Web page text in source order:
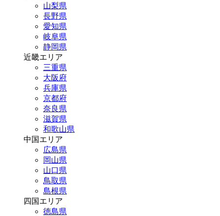
山梨県
長野県
愛知県
岐阜県
静岡県
近畿エリア
三重県
大阪府
兵庫県
京都府
奈良県
滋賀県
和歌山県
中国エリア
広島県
岡山県
山口県
鳥取県
島根県
四国エリア
徳島県